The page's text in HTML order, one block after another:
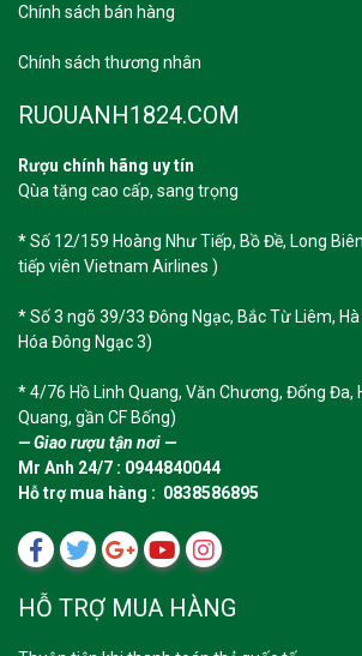
Chính sách bán hàng
Chính sách thương nhân
RUOUANH1824.COM
Rượu chính hãng uy tín
Qùa tặng cao cấp, sang trọng
*Số 12/159 Hoàng Như Tiếp, Bồ Đề, Long
tiếp viên Vietnam Airlines )
* Số 3 ngõ 39/33 Đông Ngạc, Bắc Từ Liêm,
Hóa Đông Ngạc 3)
* 4/76 Hồ Linh Quang, Văn Chương, Đống Đa,
Quang, gần CF Bống)
— Giao rượu tận nơi —
Mr Anh 24/7 : 0944840044
Hỗ trợ mua hàng : 0838586895
HỖ TRỢ MUA HÀNG